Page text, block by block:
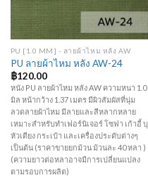
PU [1.0 MM] - ลายผ้าไหม หลัง AW
PU ลายผ้าไหม หลัง AW-24
฿120.00
หนัง PU ลายผ้าไหม หลัง AW ความหนา 1.0
มิล หน้ากว้าง 1.37 เมตร มีผิวสัมผัสที่นุ่ม
ลวดลายผ้าไหม มีลายและสีหลากหลาย
เหมาะสำหรับทำเฟอร์นิเจอร์ โซฟา เก้าอี้ บุ
หัวเตียง กระเป๋า และเครื่องประดับต่างๆ
เป็นต้น (ราคาขายยกม้วน ม้วนละ 40 หลา )
(ความยาวต่อหลาอาจมีการเปลี่ยนแปลง
ตามรอบการผลิต)